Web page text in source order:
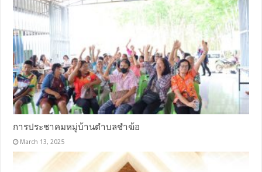
การประชาคมหมู่บ้านตำบลชำฆ้อ
March 13, 2025